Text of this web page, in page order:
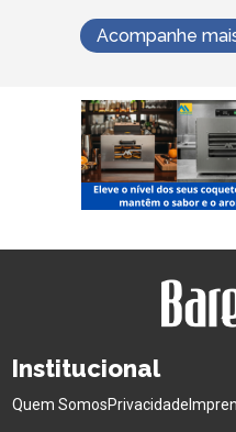
Acompanhe
Institucional
Quem SomosPrivacidade